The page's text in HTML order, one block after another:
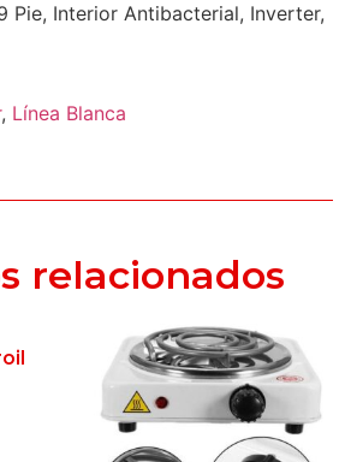
Pie, Interior Antibacterial, Inverter,
, Línea Blanca
relacionados